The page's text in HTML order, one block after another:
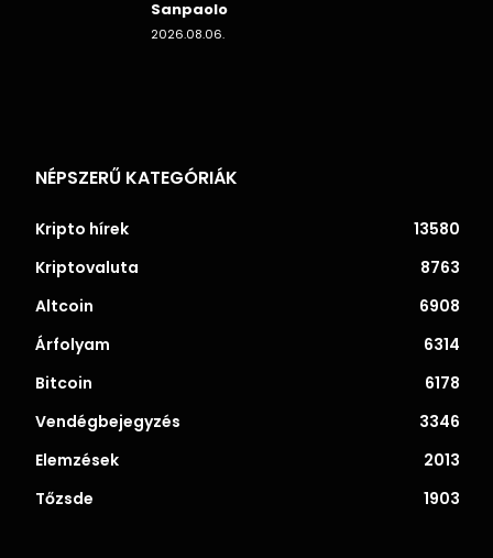
Sanpaolo
2026.08.06.
NÉPSZERŰ KATEGÓRIÁK
Kripto hírek
13580
Kriptovaluta
8763
Altcoin
6908
Árfolyam
6314
Bitcoin
6178
Vendégbejegyzés
3346
Elemzések
2013
Tőzsde
1903